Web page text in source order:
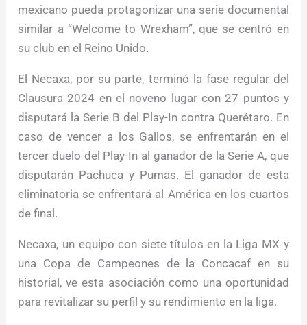
mexicano pueda protagonizar una serie documental
similar a “Welcome to Wrexham”, que se centró en
su club en el Reino Unido.
El Necaxa, por su parte, terminó la fase regular del
Clausura 2024 en el noveno lugar con 27 puntos y
disputará la Serie B del Play-In contra Querétaro. En
caso de vencer a los Gallos, se enfrentarán en el
tercer duelo del Play-In al ganador de la Serie A, que
disputarán Pachuca y Pumas. El ganador de esta
eliminatoria se enfrentará al América en los cuartos
de final.
Necaxa, un equipo con siete títulos en la Liga MX y
una Copa de Campeones de la Concacaf en su
historial, ve esta asociación como una oportunidad
para revitalizar su perfil y su rendimiento en la liga.